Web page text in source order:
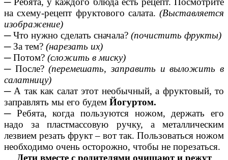
на схему-рецепт фруктового салата. (Выставляется
изображение)
─ Что нужно сделать сначала? (почистить фрукты)
─ За тем? (нарезать их)
─ Потом? (сложить в миску)
─ После?(перемешать, заправить и выложить в
салатницу)
─ А так как салат этот необычный, а фруктовый, то
заправлять мы его будем Йогуртом.
─ Ребята, когда пользуются ножом, держать его
надо за пластмассовую ручку, а металлическим
лезвием резать фрукт – вот так. Пользоваться ножом
необходимо очень осторожно, чтобы не порезаться.
Дети вместе с родителями очищают и режут